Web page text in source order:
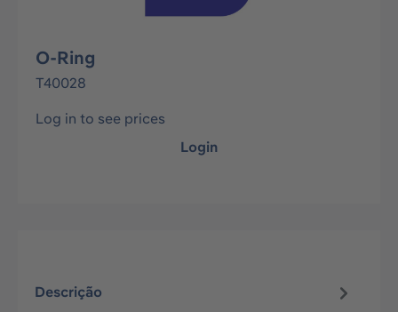
O-Ring
T40028
Log in to see prices
Login
Descrição